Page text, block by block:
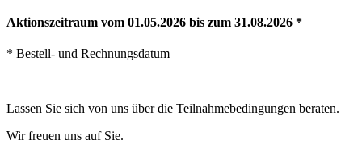
Aktionszeitraum vom 01.05.2026 bis zum 31.08.2026 *
* Bestell- und Rechnungsdatum
Lassen Sie sich von uns über die Teilnahmebedingungen beraten.
Wir freuen uns auf Sie.